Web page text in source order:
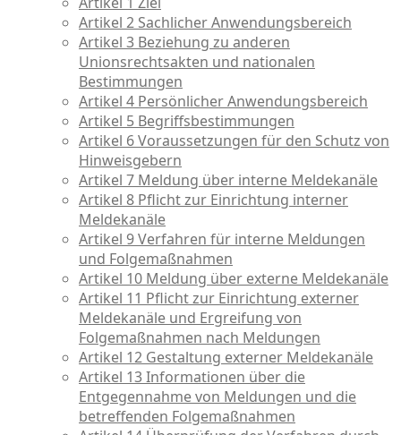
Artikel 2 Sachlicher Anwendungsbereich
Artikel 3 Beziehung zu anderen
Unionsrechtsakten und nationalen
Bestimmungen
Artikel 4 Persönlicher Anwendungsbereich
Artikel 5 Begriffsbestimmungen
Artikel 6 Voraussetzungen für den Schutz von
Hinweisgebern
Artikel 7 Meldung über interne Meldekanäle
Artikel 8 Pflicht zur Einrichtung interner
Meldekanäle
Artikel 9 Verfahren für interne Meldungen
und Folgemaßnahmen
Artikel 10 Meldung über externe Meldekanäle
Artikel 11 Pflicht zur Einrichtung externer
Meldekanäle und Ergreifung von
Folgemaßnahmen nach Meldungen
Artikel 12 Gestaltung externer Meldekanäle
Artikel 13 Informationen über die
Entgegennahme von Meldungen und die
betreffenden Folgemaßnahmen